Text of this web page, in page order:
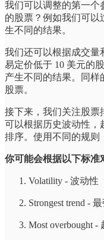
我们可以调整的第一个
的股票？例如我们可
生不同的结果。
我们还可以根据成交量
易定价低于 10 美元的
产生不同的结果。同样
股票。
接下来，我们关注股票
可以根据历史波动性，
排序。使用不同的规则
你可能会根据以下标准
Volatility - 波动性
Strongest trend -
Most overbought -